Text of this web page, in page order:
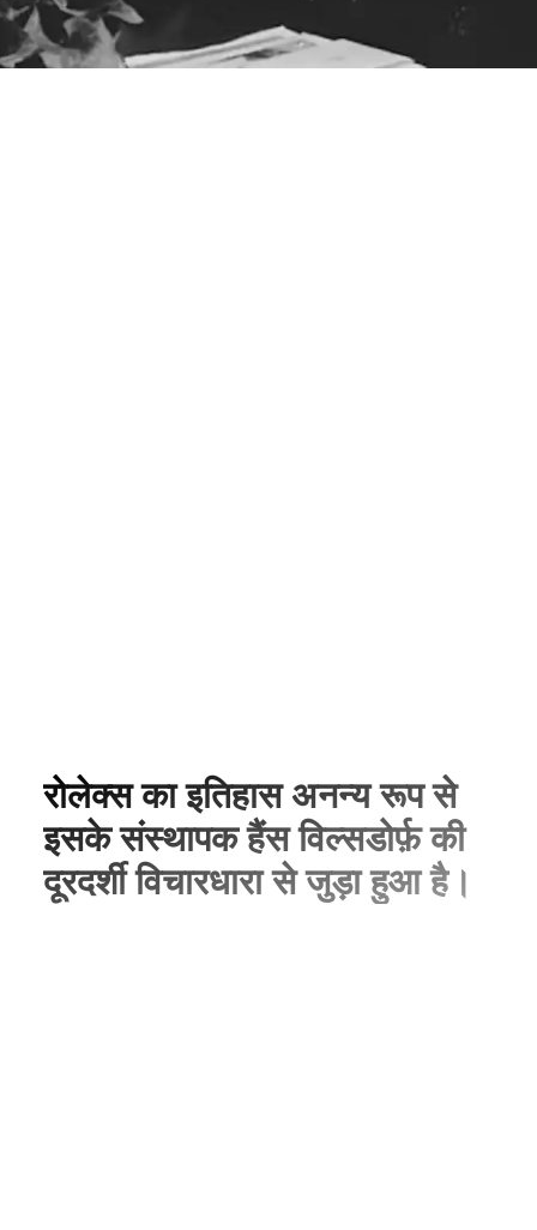
रोलेक्स का इतिहास अनन्य रूप से
इसके संस्थापक हैंस विल्सडोर्फ़ की
दूरदर्शी विचारधारा से जुड़ा हुआ है।